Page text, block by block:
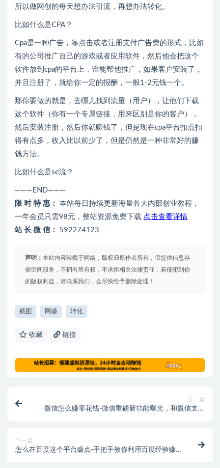
所以做网创的每天想办法引流，再想办法转化。
比如什么是CPA？
Cpa是一种广告，靠点击或者注册支付广告费的形式，比如
有的公司推广自己的游戏或者应用软件，然后他会把这个
软件放到cpa的平台上，谁能帮他推广，如果客户安装了，
并且注册了，就给你一定的报酬，一般1-2元钱一个。
那你要做的就是，去哪儿找到流量（用户），让他们下载
这个软件（你有一个专属链接，用来区别是你的客户），
然后安装注册，然后你就赚钱了，但是现在cpa平台扣点扣
得有点多，收入比以前少了，但是仍然是一种非常好的赚
钱方法。
比如什么是se流？
———END———
限 时 特 惠： 本站每日持续更新海量各大内部创业教程，
一年会员只需98元，整站资源免费下载 点击查看详情
站 长 微 信： 592274123
声明： 本站内容转载于网络，版权归原作者所有，仅提供信息存
储空间服务，不拥有所有权，不承担相关法律责任，若侵犯到你
的版权利益，请联系我们，会尽快给予删除处理！
截图 网赚 转化
收藏 链接
上一篇
微信怎么赚零花钱-微信重磅新功能曝光，和微信支付
下一篇
怎么在百度这个平台赚点-手把手教你利用百度经验赚